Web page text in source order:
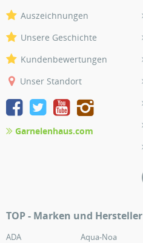
Auszeichnungen
Unsere Geschichte
Kundenbewertungen
Unser Standort
Garnelenhaus.com
TOP - Marken und Hersteller
ADA Aqua-Noa